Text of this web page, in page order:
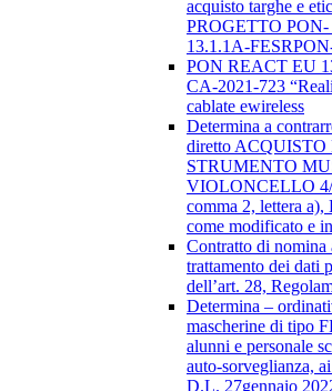
acquisto targhe e
PROGETTO
13.1.1A-
PON REACT EU
CA-2021-723
cablate ewireless
Determina a
diretto
STRUMENTO
VIOLONCELLO 4/
comma 2, lettera
come modificato e
Contratto di nomina
trattamento dei dati
dell’art. 28,
Determina –
mascherine di tipo
alunni e personale
auto-sorveglianza,
D.L. 27gennaio